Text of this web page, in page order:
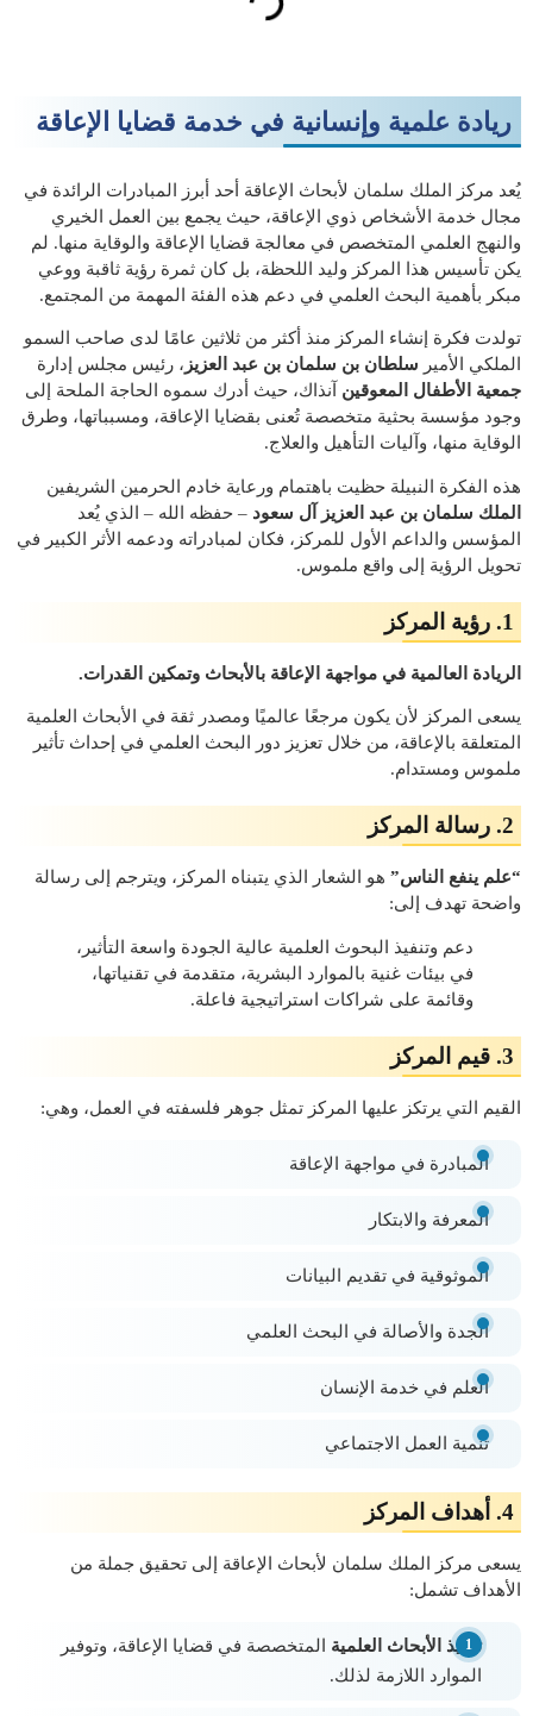
ريادة علمية وإنسانية في خدمة قضايا الإعاقة
يُعد مركز الملك سلمان لأبحاث الإعاقة أحد أبرز المبادرات الرائدة في
مجال خدمة الأشخاص ذوي الإعاقة، حيث يجمع بين العمل الخيري
والنهج العلمي المتخصص في معالجة قضايا الإعاقة والوقاية منها. لم
يكن تأسيس هذا المركز وليد اللحظة، بل كان ثمرة رؤية ثاقبة ووعي
مبكر بأهمية البحث العلمي في دعم هذه الفئة المهمة من المجتمع.
تولدت فكرة إنشاء المركز منذ أكثر من ثلاثين عامًا لدى صاحب السمو
الملكي الأمير سلطان بن سلمان بن عبد العزيز ، رئيس مجلس إدارة
جمعية الأطفال المعوقين آنذاك، حيث أدرك سموه الحاجة الملحة إلى
وجود مؤسسة بحثية متخصصة تُعنى بقضايا الإعاقة، ومسبباتها، وطرق
الوقاية منها، وآليات التأهيل والعلاج.
هذه الفكرة النبيلة حظيت باهتمام ورعاية خادم الحرمين الشريفين
الملك سلمان بن عبد العزيز آل سعود – حفظه الله – الذي يُعد
المؤسس والداعم الأول للمركز، فكان لمبادراته ودعمه الأثر الكبير في
تحويل الرؤية إلى واقع ملموس.
1. رؤية المركز
الريادة العالمية في مواجهة الإعاقة بالأبحاث وتمكين القدرات.
يسعى المركز لأن يكون مرجعًا عالميًا ومصدر ثقة في الأبحاث العلمية
المتعلقة بالإعاقة، من خلال تعزيز دور البحث العلمي في إحداث تأثير
ملموس ومستدام.
2. رسالة المركز
“علم ينفع الناس” هو الشعار الذي يتبناه المركز، ويترجم إلى رسالة
واضحة تهدف إلى:
دعم وتنفيذ البحوث العلمية عالية الجودة واسعة التأثير،
في بيئات غنية بالموارد البشرية، متقدمة في تقنياتها،
وقائمة على شراكات استراتيجية فاعلة.
3. قيم المركز
القيم التي يرتكز عليها المركز تمثل جوهر فلسفته في العمل، وهي:
المبادرة في مواجهة الإعاقة
المعرفة والابتكار
الموثوقية في تقديم البيانات
الجدة والأصالة في البحث العلمي
العلم في خدمة الإنسان
تنمية العمل الاجتماعي
4. أهداف المركز
يسعى مركز الملك سلمان لأبحاث الإعاقة إلى تحقيق جملة من
الأهداف تشمل:
تنفيذ الأبحاث العلمية المتخصصة في قضايا الإعاقة، وتوفير
الموارد اللازمة لذلك.